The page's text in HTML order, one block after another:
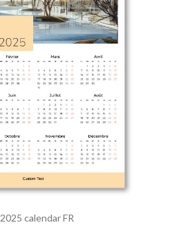
2025 calendar FR